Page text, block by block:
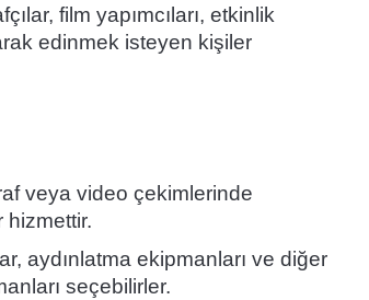
film yapımcıları, etkinlik
edinmek isteyen kişiler
veya video çekimlerinde
hizmettir.
aydınlatma ekipmanları ve diğer
seçebilirler.